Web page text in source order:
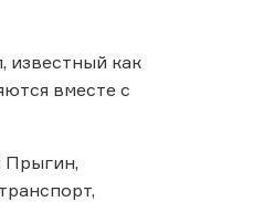
известный как
вместе с
Прыгин,